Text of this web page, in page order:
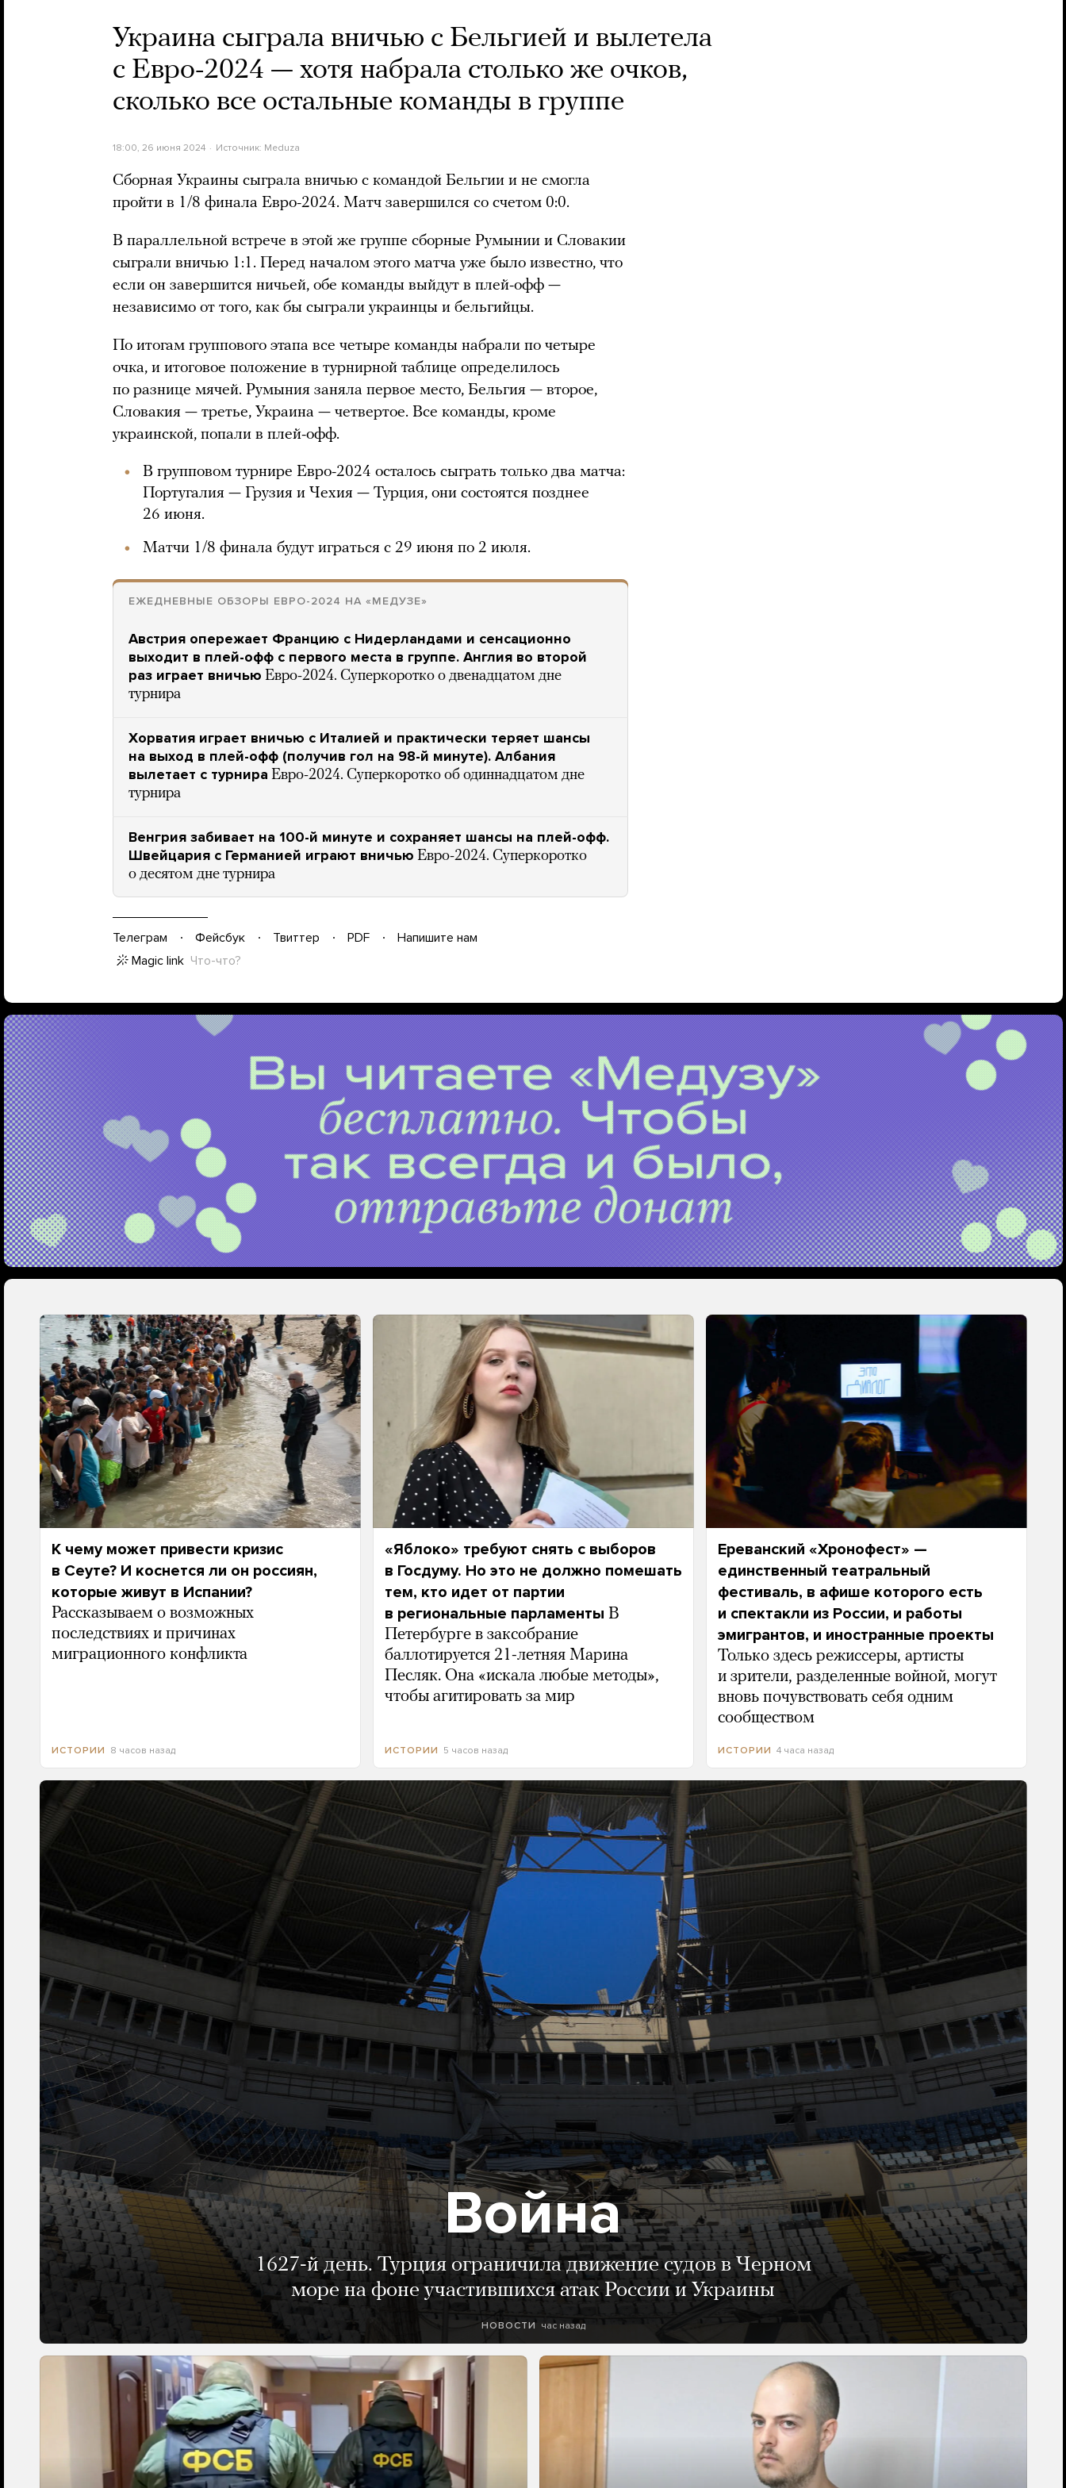
Украина сыграла вничью с Бельгией и вылетела
с Евро-2024 — хотя набрала столько же очков,
сколько все остальные команды в группе
18:00, 26 июня 2024 Источник: Meduza
Сборная Украины сыграла вничью с командой Бельгии и не смогла
пройти в 1/8 финала Евро-2024. Матч завершился со счетом 0:0.
В параллельной встрече в этой же группе сборные Румынии и Словакии
сыграли вничью 1:1. Перед началом этого матча уже было известно, что
если он завершится ничьей, обе команды выйдут в плей-офф —
независимо от того, как бы сыграли украинцы и бельгийцы.
По итогам группового этапа все четыре команды набрали по четыре
очка, и итоговое положение в турнирной таблице определилось
по разнице мячей. Румыния заняла первое место, Бельгия — второе,
Словакия — третье, Украина — четвертое. Все команды, кроме
украинской, попали в плей-офф.
В групповом турнире Евро-2024 осталось сыграть только два матча:
Португалия — Грузия и Чехия — Турция, они состоятся позднее
26 июня.
Матчи 1/8 финала будут играться с 29 июня по 2 июля.
ЕЖЕДНЕВНЫЕ ОБЗОРЫ ЕВРО-2024 НА «МЕДУЗЕ»
Австрия опережает Францию с Нидерландами и сенсационно
выходит в плей-офф с первого места в группе. Англия во второй
раз играет вничью Евро-2024. Суперкоротко о двенадцатом дне
турнира
Хорватия играет вничью с Италией и практически теряет шансы
на выход в плей-офф (получив гол на 98-й минуте). Албания
вылетает с турнира Евро-2024. Суперкоротко об одиннадцатом дне
турнира
Венгрия забивает на 100-й минуте и сохраняет шансы на плей-офф.
Швейцария с Германией играют вничью Евро-2024. Суперкоротко
о десятом дне турнира
Телеграм Фейсбук Твиттер PDF
Напишите нам
Magic link Что-что?
К чему может привести кризис
в Сеуте? И коснется ли он россиян,
которые живут в Испании?
Рассказываем о возможных
последствиях и причинах
миграционного конфликта
ИСТОРИИ 8 часов назад
«Яблоко» требуют снять с выборов
в Госдуму. Но это не должно помешать
тем, кто идет от партии
в региональные парламенты В
Петербурге в заксобрание
баллотируется 21-летняя Марина
Песляк. Она «искала любые методы»,
чтобы агитировать за мир
ИСТОРИИ 5 часов назад
Ереванский «Хронофест» —
единственный театральный
фестиваль, в афише которого есть
и спектакли из России, и работы
эмигрантов, и иностранные проекты
Только здесь режиссеры, артисты
и зрители, разделенные войной, могут
вновь почувствовать себя одним
сообществом
ИСТОРИИ 4 часа назад
Война
1627-й день. Турция ограничила движение судов в Черном
море на фоне участившихся атак России и Украины
НОВОСТИ час назад